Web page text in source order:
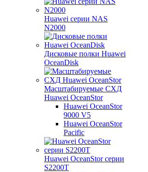
Huawei серии NAS
N2000
Дисковые полки Huawei
OceanDisk
Масштабируемые СХД
Huawei OceanStor
Huawei OceanStor
9000 V5
Huawei OceanStor
Pacific
Huawei OceanStor серии
S2200T